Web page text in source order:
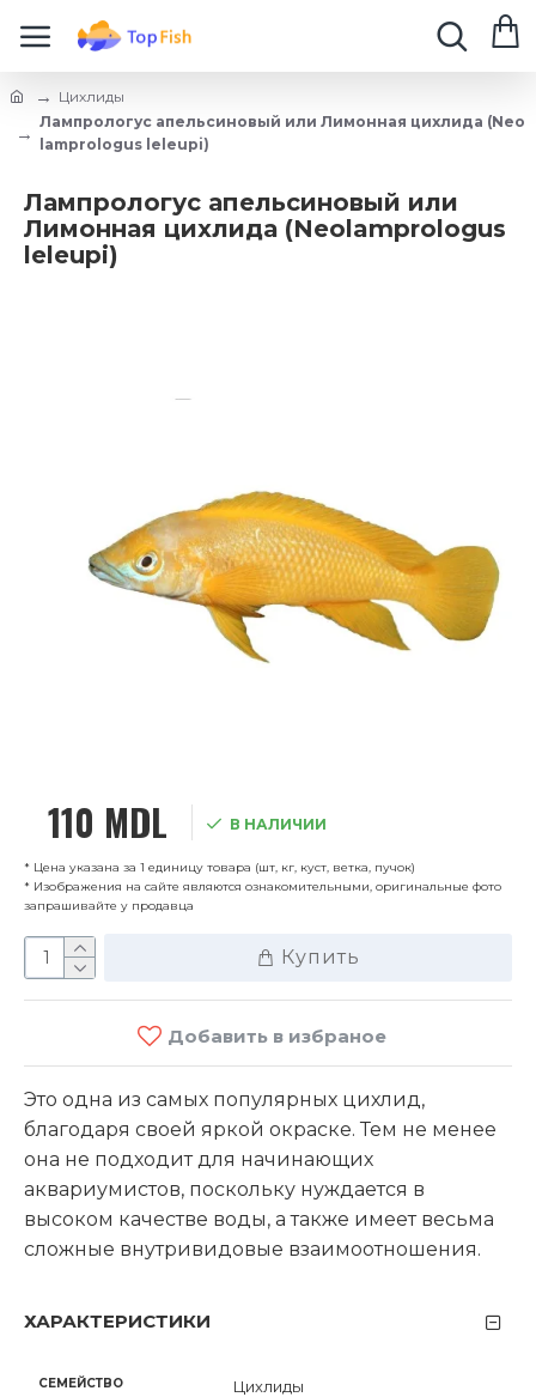
Цихлиды
Лампрологус апельсиновый или Лимонная цихлида (Neo
lamprologus leleupi)
Лампрологус апельсиновый или
Лимонная цихлида (Neolamprologus
leleupi)
110 MDL В НАЛИЧИИ
* Цена указана за 1 единицу товара (шт, кг, куст, ветка, пучок)
* Изображения на сайте являются ознакомительными, оригинальные фото
запрашивайте у продавца
Купить
Добавить в избраное
Это одна из самых популярных цихлид,
благодаря своей яркой окраске. Тем не менее
она не подходит для начинающих
аквариумистов, поскольку нуждается в
высоком качестве воды, а также имеет весьма
сложные внутривидовые взаимоотношения.
ХАРАКТЕРИСТИКИ
СЕМЕЙСТВО Цихлиды